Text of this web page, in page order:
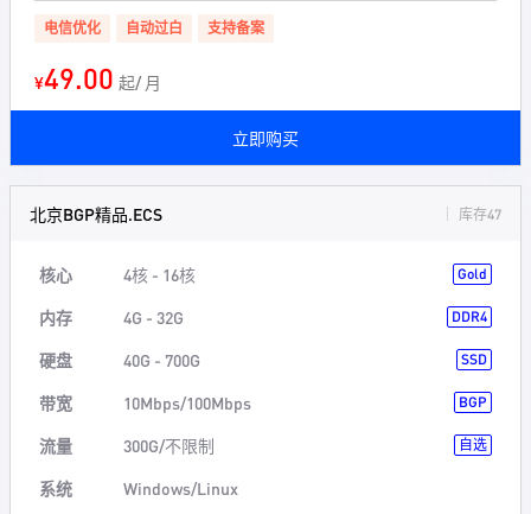
电信优化 自动过白 支持备案
¥49.00 起/ 月
立即购买
北京BGP精品.ECS 库存47
核心 4核 - 16核 Gold
内存 4G - 32G DDR4
硬盘 40G - 700G SSD
带宽 10Mbps/100Mbps BGP
流量 300G/不限制 自选
系统
Windows/Linux